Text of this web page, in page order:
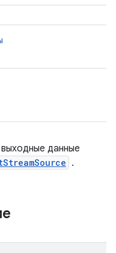
данные
.